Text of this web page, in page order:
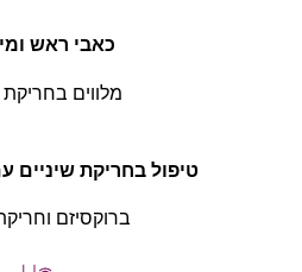
כאבי ראש
מלווים בחריקת
טיפול בחריקת שיניים
ברוקסיזם